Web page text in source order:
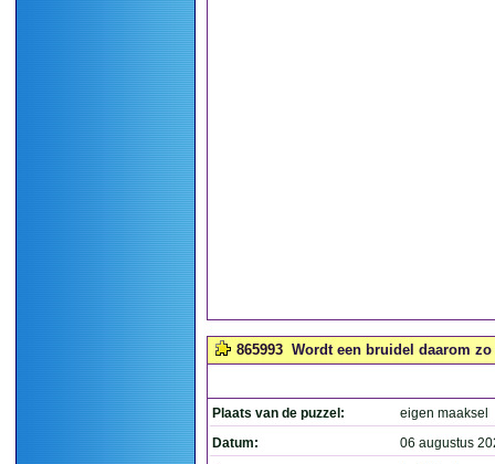
865993 Wordt een bruidel daarom zo
Plaats van de puzzel:
eigen maaksel
Datum:
06 augustus